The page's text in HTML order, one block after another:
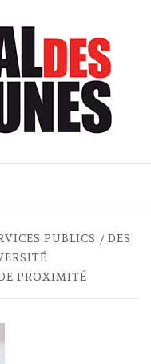
PUBLICS
DES
PROXIMITÉ